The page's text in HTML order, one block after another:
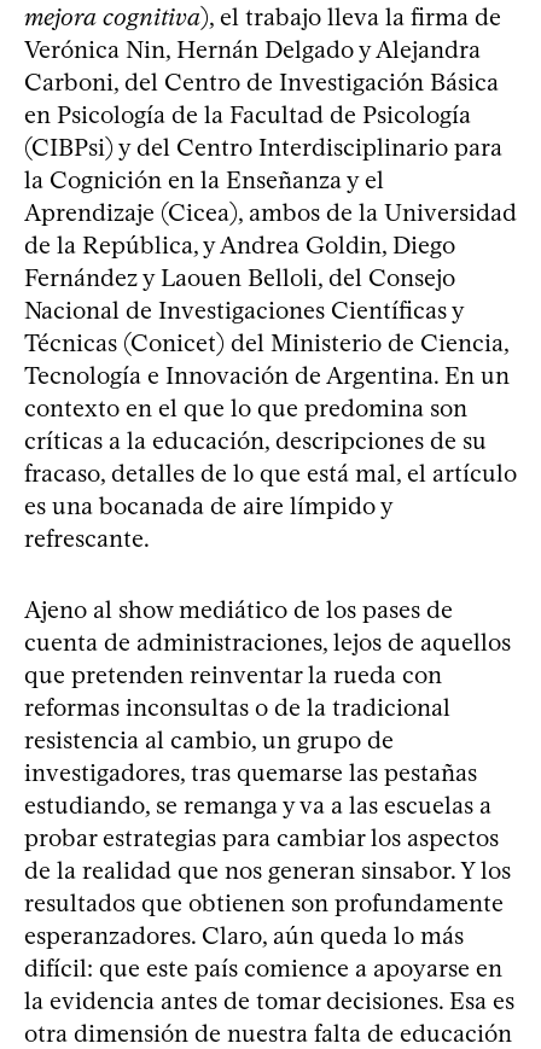
mejora cognitiva), el trabajo lleva la firma de
Verónica Nin, Hernán Delgado y Alejandra
Carboni, del Centro de Investigación Básica
en Psicología de la Facultad de Psicología
(CIBPsi) y del Centro Interdisciplinario para
la Cognición en la Enseñanza y el
Aprendizaje (Cicea), ambos de la Universidad
de la República, y Andrea Goldin, Diego
Fernández y Laouen Belloli, del Consejo
Nacional de Investigaciones Científicas y
Técnicas (Conicet) del Ministerio de Ciencia,
Tecnología e Innovación de Argentina. En un
contexto en el que lo que predomina son
críticas a la educación, descripciones de su
fracaso, detalles de lo que está mal, el artículo
es una bocanada de aire límpido y
refrescante.
Ajeno al show mediático de los pases de
cuenta de administraciones, lejos de aquellos
que pretenden reinventar la rueda con
reformas inconsultas o de la tradicional
resistencia al cambio, un grupo de
investigadores, tras quemarse las pestañas
estudiando, se remanga y va a las escuelas a
probar estrategias para cambiar los aspectos
de la realidad que nos generan sinsabor. Y los
resultados que obtienen son profundamente
esperanzadores. Claro, aún queda lo más
difícil: que este país comience a apoyarse en
la evidencia antes de tomar decisiones. Esa es
otra dimensión de nuestra falta de educación